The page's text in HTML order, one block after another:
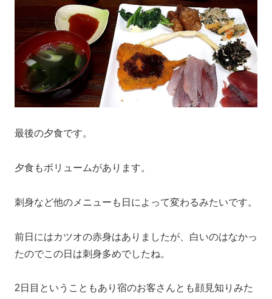
最後の夕食です。
夕食もボリュームがあります。
刺身など他のメニューも日によって変わるみたいです。
前日にはカツオの赤身はありましたが、白いのはなかっ
たのでこの日は刺身多めでしたね。
2日目ということもあり宿のお客さんとも顔見知りみた